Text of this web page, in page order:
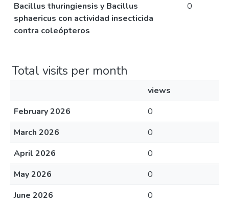
Bacillus thuringiensis y Bacillus
sphaericus con actividad insecticida
contra coleópteros
0
Total visits per month
views
February 2026
0
March 2026
0
April 2026
0
May 2026
0
June 2026
0